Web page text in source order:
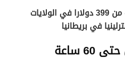
يبدأ سعر الساعة الجديدة من 399 دولارا في الولايات
ساعة